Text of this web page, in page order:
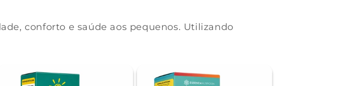
conforto e saúde aos pequenos. Utilizando